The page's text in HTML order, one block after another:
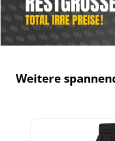
Weitere
Produktgalerie